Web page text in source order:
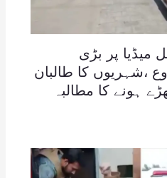
میڈیا پر بڑی
،شہریوں کا طالبان
ہونے کا مطالبہ